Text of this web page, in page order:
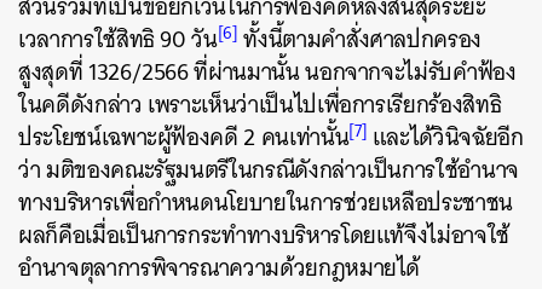
เวลาการใช้สิทธิ 90 วัน[6] ทั้งนี้ตามคำสั่งศาลปกครอง
สูงสุดที่ 1326/2566 ที่ผ่านมานั้น นอกจากจะไม่รับคำฟ้อง
ในคดีดังกล่าว เพราะเห็นว่าเป็นไปเพื่อการเรียกร้องสิทธิ
ประโยชน์เฉพาะผู้ฟ้องคดี 2 คนเท่านั้น[7] และได้วินิจฉัยอีก
ว่า มติของคณะรัฐมนตรีในกรณีดังกล่าวเป็นการใช้อำนาจ
ทางบริหารเพื่อกำหนดนโยบายในการช่วยเหลือประชาชน
ผลก็คือเมื่อเป็นการกระทำทางบริหารโดยแท้จึงไม่อาจใช้
อำนาจตุลาการพิจารณาความด้วยกฎหมายได้